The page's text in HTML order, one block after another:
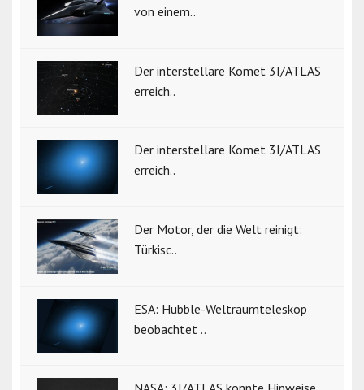
von einem..
Der interstellare Komet 3I/ATLAS
erreich..
Der interstellare Komet 3I/ATLAS
erreich..
Der Motor, der die Welt reinigt:
Türkisc..
ESA: Hubble-Weltraumteleskop
beobachtet ..